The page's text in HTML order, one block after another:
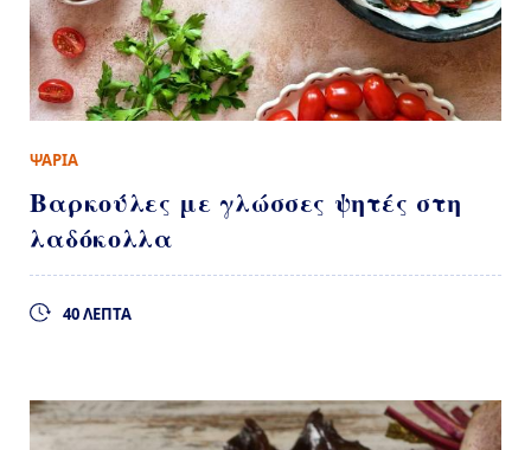
ΨΑΡΙΑ
Βαρκούλες με γλώσσες ψητές στη
λαδόκολλα
40 ΛΕΠΤΑ